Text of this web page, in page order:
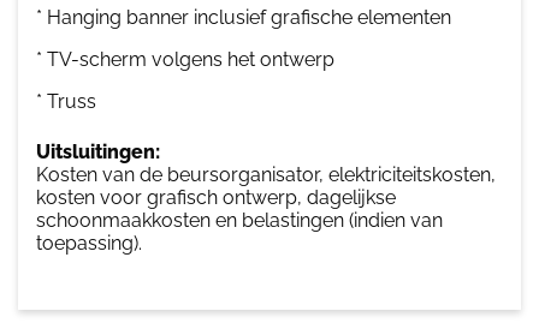
* Hanging banner inclusief grafische elementen
* TV-scherm volgens het ontwerp
* Truss
Uitsluitingen:
Kosten van de beursorganisator, elektriciteitskosten,
kosten voor grafisch ontwerp, dagelijkse
schoonmaakkosten en belastingen (indien van
toepassing).